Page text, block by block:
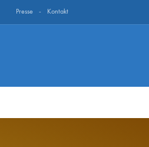
Presse Kontakt